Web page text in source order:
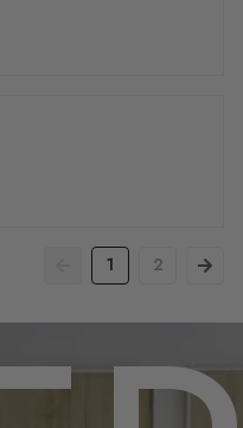
1 2